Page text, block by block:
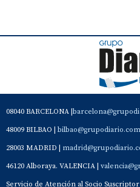
08040 BARCELONA |
48009 BILBAO | bilbao@grupodiario.com
28003 MADRID |
46120 Alboraya. VALENCIA |
Servicio de Atención al Socio Suscriptor |